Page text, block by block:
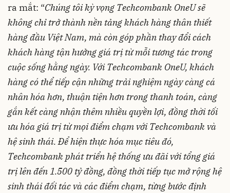
ra mắt: “Chúng tôi kỳ vọng Techcombank OneU sẽ
không chỉ trở thành nền tảng khách hàng thân thiết
hàng đầu Việt Nam, mà còn góp phần thay đổi cách
khách hàng tận hưởng giá trị từ mỗi tương tác trong
cuộc sống hằng ngày. Với Techcombank OneU, khách
hàng có thể tiếp cận những trải nghiệm ngày càng cá
nhân hóa hơn, thuận tiện hơn trong thanh toán, càng
gắn kết càng nhận thêm nhiều quyền lợi, đồng thời tối
ưu hóa giá trị từ mọi điểm chạm với Techcombank và
hệ sinh thái. Để hiện thực hóa mục tiêu đó,
Techcombank phát triển hệ thống ưu đãi với tổng giá
trị lên đến 1.500 tỷ đồng, đồng thời tiếp tục mở rộng hệ
sinh thái đối tác và các điểm chạm, từng bước định